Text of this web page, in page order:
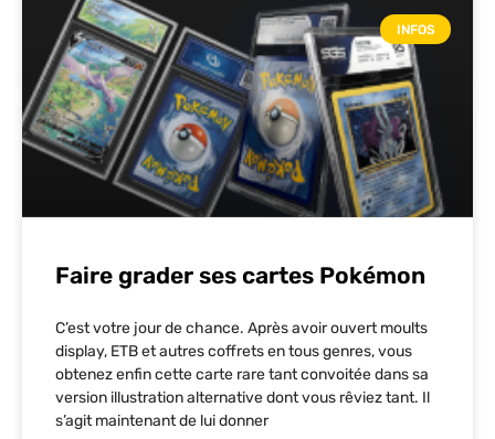
INFOS
Faire grader ses cartes Pokémon
C’est votre jour de chance. Après avoir ouvert moults
display, ETB et autres coffrets en tous genres, vous
obtenez enfin cette carte rare tant convoitée dans sa
version illustration alternative dont vous rêviez tant. Il
s’agit maintenant de lui donner